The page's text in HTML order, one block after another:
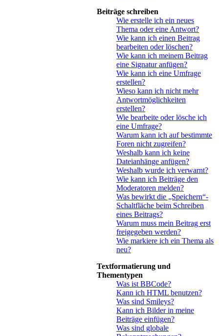
Beiträge schreiben
Wie erstelle ich ein neues
Thema oder eine Antwort?
Wie kann ich einen Beitrag
bearbeiten oder löschen?
Wie kann ich meinem Beitrag
eine Signatur anfügen?
Wie kann ich eine Umfrage
erstellen?
Wieso kann ich nicht mehr
Antwortmöglichkeiten
erstellen?
Wie bearbeite oder lösche ich
eine Umfrage?
Warum kann ich auf bestimmte
Foren nicht zugreifen?
Weshalb kann ich keine
Dateianhänge anfügen?
Weshalb wurde ich verwarnt?
Wie kann ich Beiträge den
Moderatoren melden?
Was bewirkt die „Speichern“-
Schaltfläche beim Schreiben
eines Beitrags?
Warum muss mein Beitrag erst
freigegeben werden?
Wie markiere ich ein Thema als
neu?
Textformatierung und
Thementypen
Was ist BBCode?
Kann ich HTML benutzen?
Was sind Smileys?
Kann ich Bilder in meine
Beiträge einfügen?
Was sind globale